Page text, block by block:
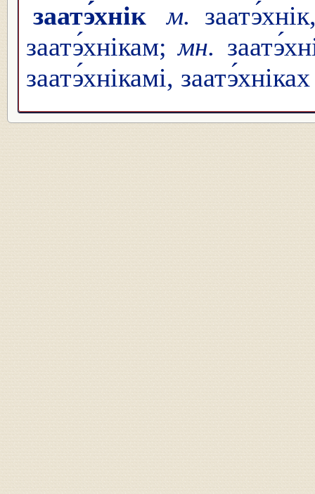
заатэ́хнік м.
заатэ́хнікам;мн.
заатэ́хнікамі, заатэ́хніках